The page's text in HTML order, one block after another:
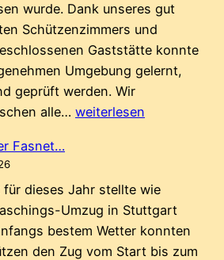
wurde. Dank unseres gut
Schützenzimmers und
Gaststätte konnte
Umgebung gelernt,
geprüft werden. Wir
alle… Neu
weiterlesen
Fasnet…
dieses Jahr stellte wie
Umzug in Stuttgart
bestem Wetter konnten
den Zug vom Start bis zum